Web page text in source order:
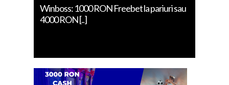
Winboss: 1000 RON Freebet la pariuri sau
4000 RON [..]